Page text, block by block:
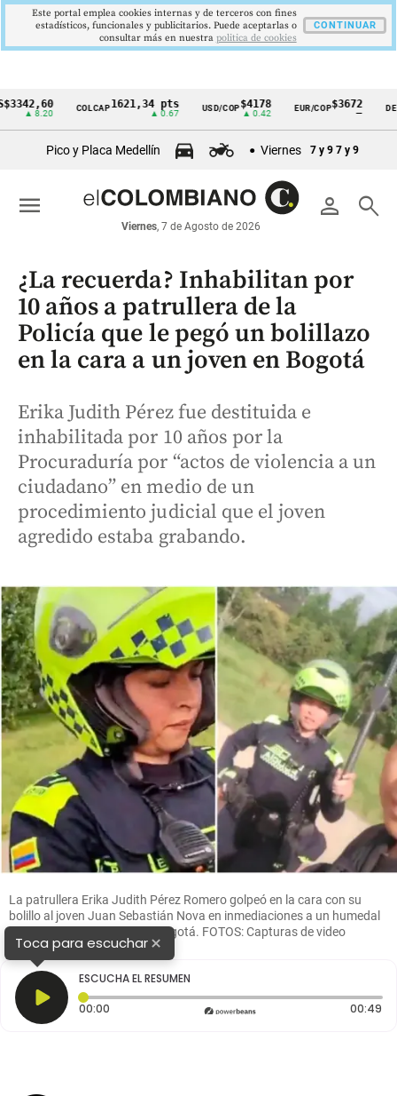
Cintillo
económicos
Colombia
COLCAP1621,34 pts USD/COP$4178
▲ 0.42
EUR/COP$3672
—
Pico y Placa Medellín Viernes 7 y 9 7 y 9
person search
Viernes, 7 de Agosto de 2026
menu
¿La recuerda? Inhabilitan por
10 años a patrullera de la
Policía que le pegó un bolillazo
en la cara a un joven en Bogotá
Erika Judith Pérez fue destituida e
inhabilitada por 10 años por la
Procuraduría por “actos de violencia a un
ciudadano” en medio de un
procedimiento judicial que el joven
agredido estaba grabando.
La patrullera Erika Judith Pérez Romero golpeó en la cara con su
bolillo al joven Juan Sebastián Nova en inmediaciones a un humedal
en la localidad de Suba, en Bogotá. FOTOS: Capturas de video
Toca para escuchar×
ESCUCHA EL RESUMEN
00:00 Tiempo transcurrido: 0 segundos 00:49
Este portal emplea cookies internas y de terceros con fines
estadísticos, funcionales y publicitarios. Puede aceptarlas o
consultar más en nuestra politica de cookies
CONTINUAR